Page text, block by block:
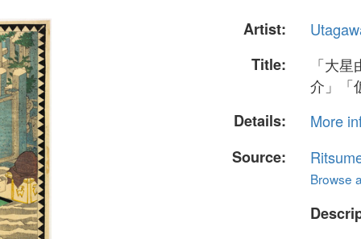
Artist:
Title:
「大
介」「
Details:
More
Source:
Browse